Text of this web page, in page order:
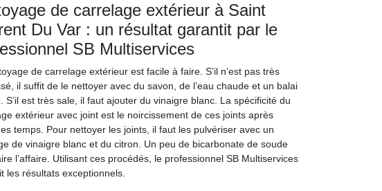
de carrelage extérieur à Saint
Du Var : un résultat garantit par le
SB Multiservices
de carrelage extérieur est facile à faire. S’il n’est pas très
il suffit de le nettoyer avec du savon, de l’eau chaude et un balai
S’il est très sale, il faut ajouter du vinaigre blanc. La spécificité du
extérieur avec joint est le noircissement de ces joints après
temps. Pour nettoyer les joints, il faut les pulvériser avec un
de vinaigre blanc et du citron. Un peu de bicarbonate de soude
l’affaire. Utilisant ces procédés, le professionnel SB Multiservices
les résultats exceptionnels.